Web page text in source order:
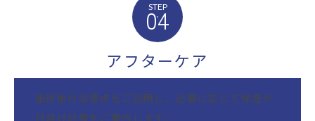
STEP
04
アフターケア
施術後の注意点をご説明し、必要に応じて保湿や
日焼け対策をご案内します。